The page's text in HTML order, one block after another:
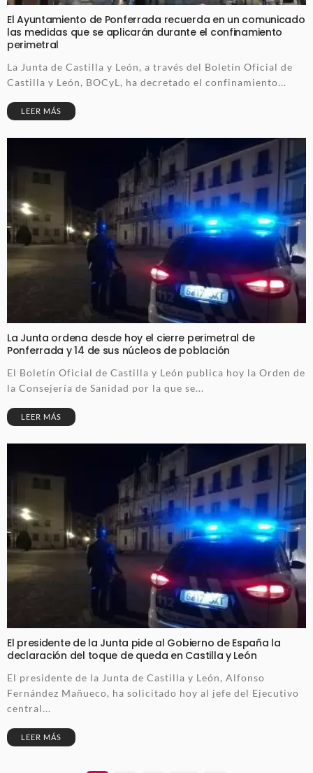
El Ayuntamiento de Ponferrada recuerda en un comunicado
las medidas que se aplicarán durante el confinamiento
perimetral
La Junta de Castilla y León, a través del Boletín Oficial de
Castilla y León, BOCyL, ha decretado el confinamiento...
LEER MÁS
La Junta ordena desde hoy el cierre perimetral de
Ponferrada y 14 de sus núcleos de población
El Boletín Oficial de Castilla y León publica hoy la Orden de
la Consejería de Sanidad por la que se...
LEER MÁS
El presidente de la Junta pide al Gobierno de España la
declaración del toque de queda en Castilla y León
El presidente de la Junta de Castilla y León, Alfonso
Fernández Mañueco, ha solicitado hoy al jefe del Ejecutivo
central...
LEER MÁS